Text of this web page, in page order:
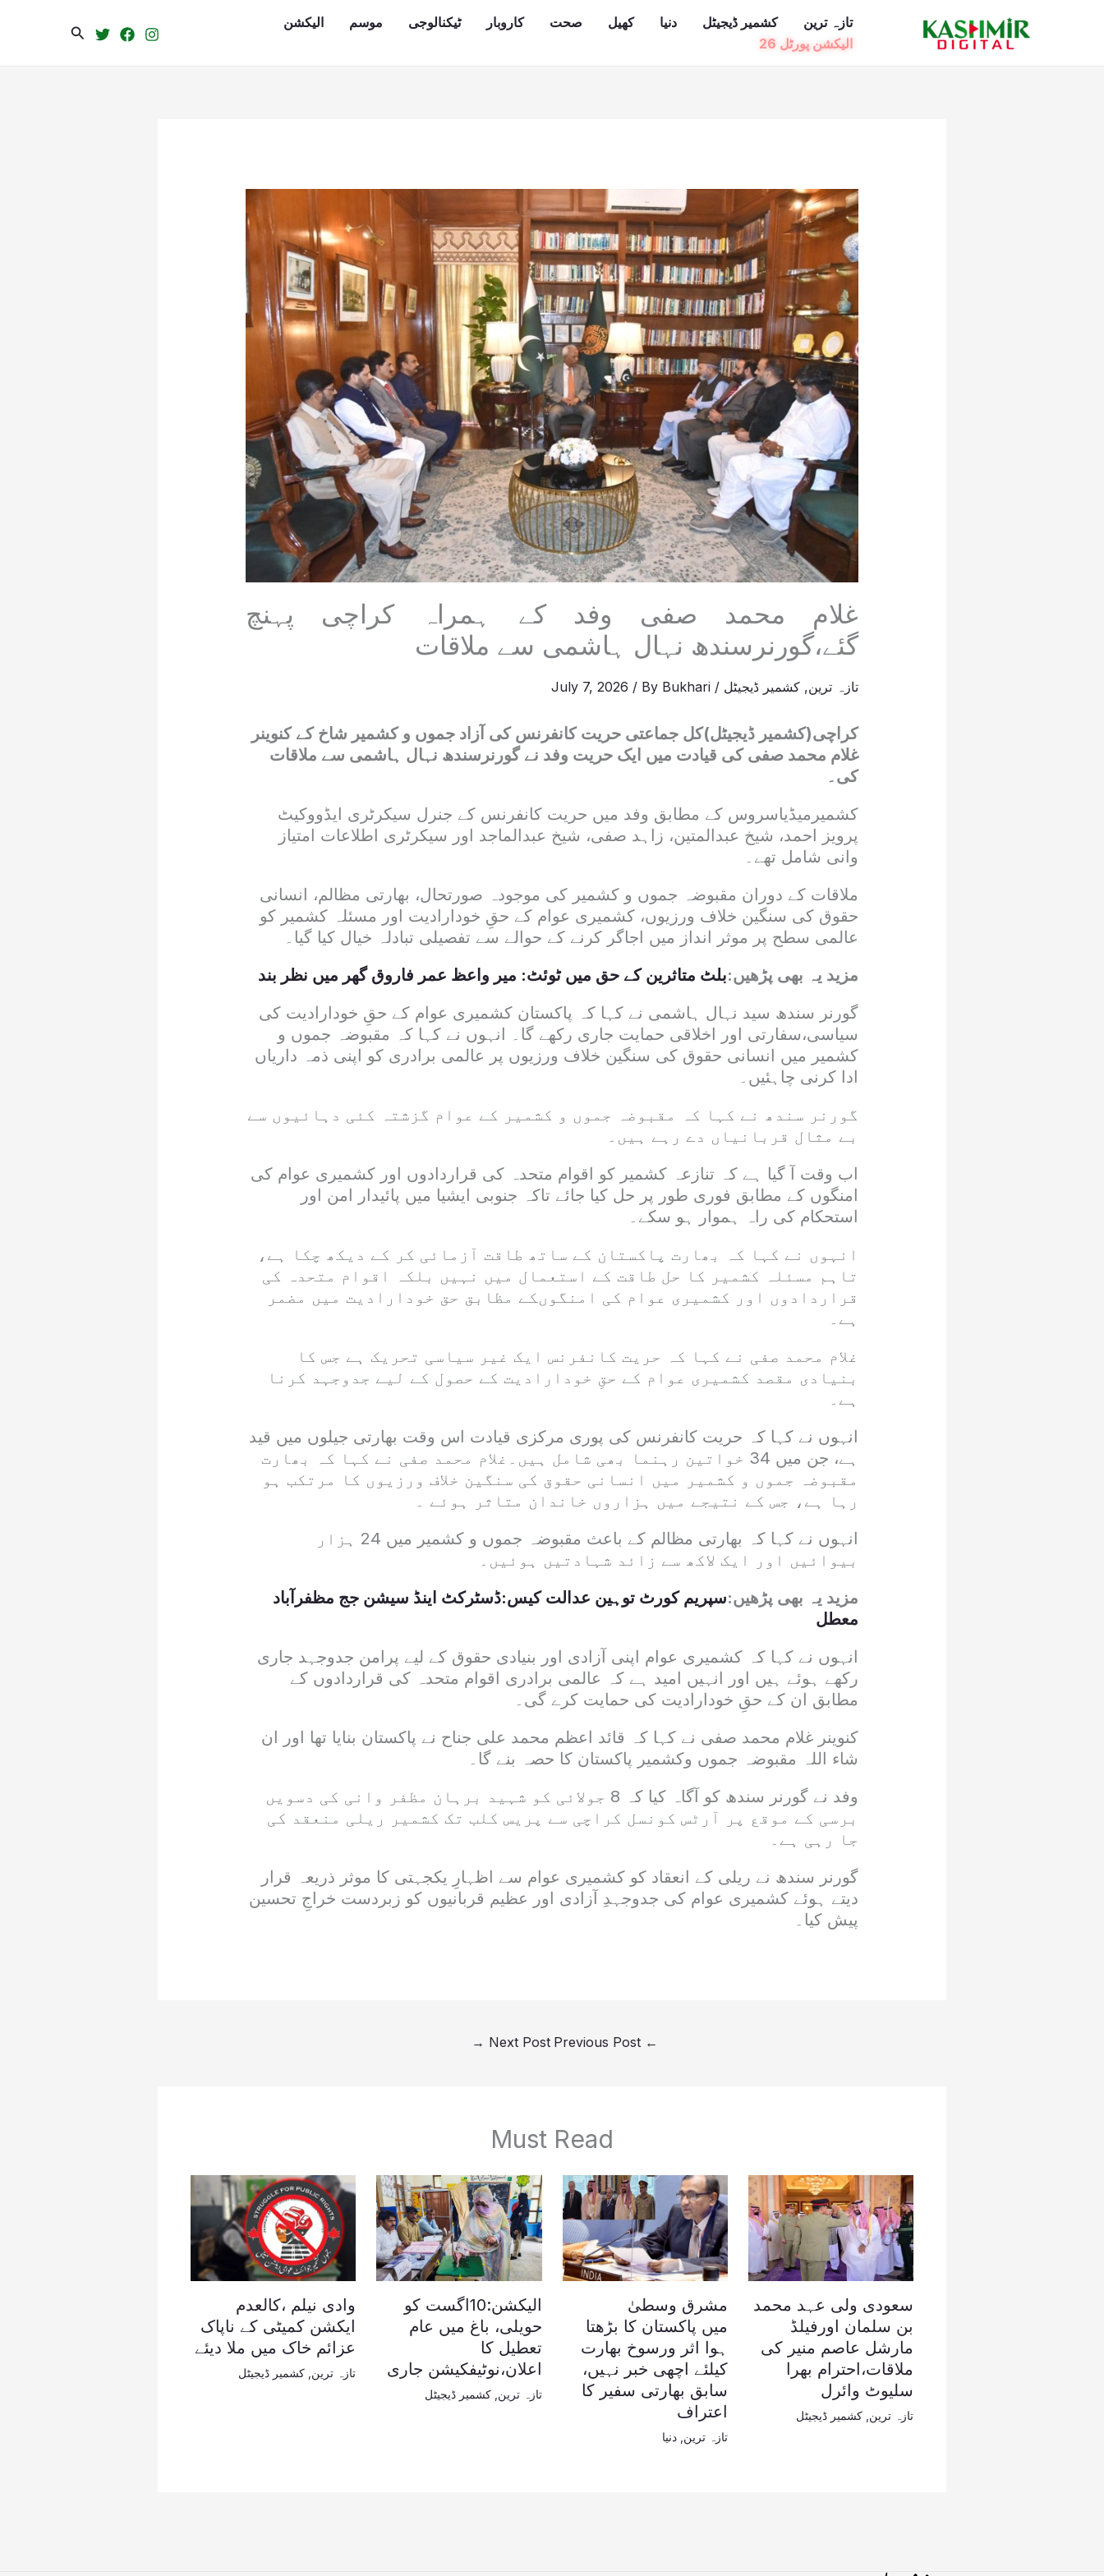
تازہ ترین کشمیر ڈیجیٹل دنیا کھیل صحت کاروبار ٹیکنالوجی موسم
الیکشن
الیکشن پورٹل 26
Search
غلام محمد صفی وفد کے ہمراہ کراچی پہنچ
گئے،گورنرسندھ نہال ہاشمی سے ملاقات
تازہ ترین, کشمیر ڈیجیٹل /
July 7, 2026 / By Bukhari
کراچی(کشمیر ڈیجیٹل)کل جماعتی حریت کانفرنس کی آزاد جموں و کشمیر شاخ کے کنوینر
غلام محمد صفی کی قیادت میں ایک حریت وفد نے گورنرسندھ نہال ہاشمی سے ملاقات
کی۔
کشمیرمیڈیاسروس کے مطابق وفد میں حریت کانفرنس کے جنرل سیکرٹری ایڈووکیٹ
پرویز احمد، شیخ عبدالمتین، زاہد صفی، شیخ عبدالماجد اور سیکرٹری اطلاعات امتیاز
وانی شامل تھے۔
ملاقات کے دوران مقبوضہ جموں و کشمیر کی موجودہ صورتحال، بھارتی مظالم، انسانی
حقوق کی سنگین خلاف ورزیوں، کشمیری عوام کے حقِ خودارادیت اور مسئلہ کشمیر کو
عالمی سطح پر موثر انداز میں اجاگر کرنے کے حوالے سے تفصیلی تبادلہ خیال کیا گیا۔
مزید یہ بھی پڑھیں:بلٹ متاثرین کے حق میں ٹوئٹ: میر واعظ عمر فاروق گھر میں نظر بند
گورنر سندھ سید نہال ہاشمی نے کہا کہ پاکستان کشمیری عوام کے حقِ خودارادیت کی
سیاسی،سفارتی اور اخلاقی حمایت جاری رکھے گا۔ انہوں نے کہا کہ مقبوضہ جموں و
کشمیر میں انسانی حقوق کی سنگین خلاف ورزیوں پر عالمی برادری کو اپنی ذمہ داریاں
ادا کرنی چاہئیں۔
گورنر سندھ نے کہا کہ مقبوضہ جموں و کشمیر کے عوام گزشتہ کئی دہائیوں سے
بے مثال قربانیاں دے رہے ہیں۔
اب وقت آ گیا ہے کہ تنازعہ کشمیر کو اقوام متحدہ کی قراردادوں اور کشمیری عوام کی
امنگوں کے مطابق فوری طور پر حل کیا جائے تاکہ جنوبی ایشیا میں پائیدار امن اور
استحکام کی راہ ہموار ہو سکے۔
انہوں نے کہا کہ بھارت پاکستان کے ساتھ طاقت آزمائی کر کے دیکھ چکا ہے،
تاہم مسئلہ کشمیر کا حل طاقت کے استعمال میں نہیں بلکہ اقوام متحدہ کی
قراردادوں اور کشمیری عوام کی امنگوںکے مظابق حق خودارادیت میں مضمر
ہے۔
غلام محمد صفی نے کہا کہ حریت کانفرنس ایک غیر سیاسی تحریک ہے جس کا
بنیادی مقصد کشمیری عوام کے حقِ خودارادیت کے حصول کے لیے جدوجہد کرنا
ہے۔
انہوں نے کہا کہ حریت کانفرنس کی پوری مرکزی قیادت اس وقت بھارتی جیلوں میں قید
ہے، جن میں 34 خواتین رہنما بھی شامل ہیں۔غلام محمد صفی نے کہا کہ بھارت
مقبوضہ جموں و کشمیر میں انسانی حقوق کی سنگین خلاف ورزیوں کا مرتکب ہو
رہا ہے، جس کے نتیجے میں ہزاروں خاندان متاثر ہوئے ۔
انہوں نے کہا کہ بھارتی مظالم کے باعث مقبوضہ جموں و کشمیر میں 24 ہزار
بیوائیں اور ایک لاکھ سے زائد شہادتیں ہوئیں۔
مزید یہ بھی پڑھیں:سپریم کورٹ توہین عدالت کیس:ڈسٹرکٹ اینڈ سیشن جج مظفرآباد
معطل
انہوں نے کہا کہ کشمیری عوام اپنی آزادی اور بنیادی حقوق کے لیے پرامن جدوجہد جاری
رکھے ہوئے ہیں اور انہیں امید ہے کہ عالمی برادری اقوام متحدہ کی قراردادوں کے
مطابق ان کے حقِ خودارادیت کی حمایت کرے گی۔
کنوینر غلام محمد صفی نے کہا کہ قائد اعظم محمد علی جناح نے پاکستان بنایا تھا اور ان
شاء اللہ مقبوضہ جموں وکشمیر پاکستان کا حصہ بنے گا۔
وفد نے گورنر سندھ کو آگاہ کیا کہ 8 جولائی کو شہید برہان مظفر وانی کی دسویں
برسی کے موقع پر آرٹس کونسل کراچی سے پریس کلب تک کشمیر ریلی منعقد کی
جا رہی ہے۔
گورنر سندھ نے ریلی کے انعقاد کو کشمیری عوام سے اظہارِ یکجہتی کا موثر ذریعہ قرار
دیتے ہوئے کشمیری عوام کی جدوجہدِ آزادی اور عظیم قربانیوں کو زبردست خراجِ تحسین
پیش کیا۔
←
Next Post
→
Must Read
سعودی ولی عہد محمد
بن سلمان اورفیلڈ
مارشل عاصم منیر کی
ملاقات،احترام بھرا
سلیوٹ وائرل
تازہ ترین کشمیر ڈیجیٹل
مشرق وسطیٰ
میں پاکستان کا بڑھتا
ہوا اثر ورسوخ بھارت
کیلئے اچھی خبر نہیں،
سابق بھارتی سفیر کا
اعتراف
تازہ ترین ,دنیا
الیکشن:10اگست کو
حویلی، باغ میں عام
تعطیل کا
اعلان،نوٹیفکیشن جاری
تازہ ترین ,کشمیر ڈیجیٹل
وادی نیلم ،کالعدم
ایکشن کمیٹی کے ناپاک
عزائم خاک میں ملا دیئے
تازہ ترین کشمیر ڈیجیٹل